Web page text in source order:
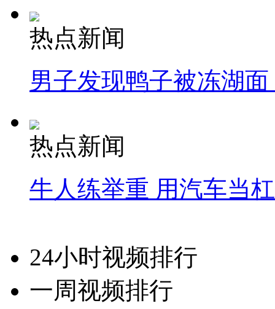
热点新闻
男子发现鸭子被冻湖
热点新闻
牛人练举重 用汽车当
24小时视频排行
一周视频排行